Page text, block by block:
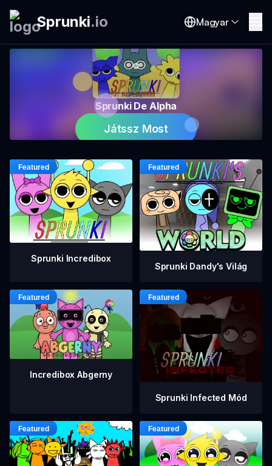
Sprunki.io Magyar
Sprunki De Alpha
Játssz Most
Sprunki Incredibox
Sprunki Dandy's Világ
Incredibox Abgerny
Sprunki Infected Mód